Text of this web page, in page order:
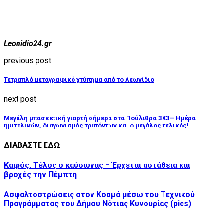
Leonidio24.gr
previous post
Τετραπλό μεταγραφικό χτύπημα από το Λεωνίδιο
next post
Μεγάλη μπασκετική γιορτή σήμερα στα Πούλιθρα 3X3– Ημέρα
ημιτελικών, διαγωνισμός τριπόντων και ο μεγάλος τελικός!
ΔΙΑΒΑΣΤΕ ΕΔΩ
Καιρός: Τέλος ο καύσωνας – Έρχεται αστάθεια και
βροχές την Πέμπτη
Ασφαλτοστρώσεις στον Κοσμά μέσω του Τεχνικού
Προγράμματος του Δήμου Νότιας Κυνουρίας (pics)